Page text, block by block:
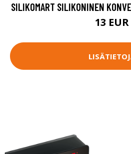
SILIKOMART SILIKONINEN
13 EUR